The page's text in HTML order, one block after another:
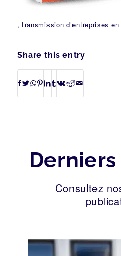
, transmission d’entreprises
Share this entry
Consultez